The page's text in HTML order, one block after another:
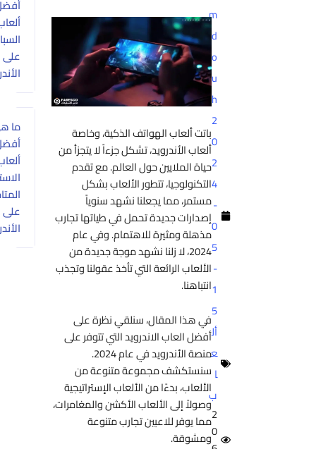
باتت ألعاب الهواتف الذكية، وخاصة
ألعاب الأندرويد، تشكل جزءاً لا يتجزأ من
حياة الملايين حول العالم. مع تقدم
التكنولوجيا، تتطور الألعاب بشكل
مستمر، مما يجعلنا نشهد سنوياً
إصدارات جديدة تحمل في طياتها تجارب
مذهلة ومثيرة للاهتمام. وفي عام
2024، لا زلنا نشهد موجة جديدة من
الألعاب الرائعة التي تأخذ عقولنا وتجذب
انتباهنا.
في هذا المقال، سنلقي نظرة على
أفضل العاب الاندرويد التي تتوفر على
منصة الأندرويد في عام 2024.
سنستكشف مجموعة متنوعة من
الألعاب، بدءًا من الألعاب الإستراتيجية
وصولاً إلى الألعاب الأكشن والمغامرات،
مما يوفر للاعبين تجارب متنوعة
ومشوقة.
السباقات
الأندرويد؟
الاستراتيجية
المتاحة
الأندرويد؟